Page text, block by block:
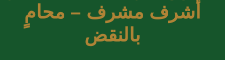
أشرف مشرف – محامٍ
بالنقض